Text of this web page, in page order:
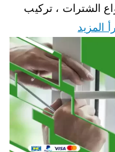
الشترات ، تركيب
المزيد